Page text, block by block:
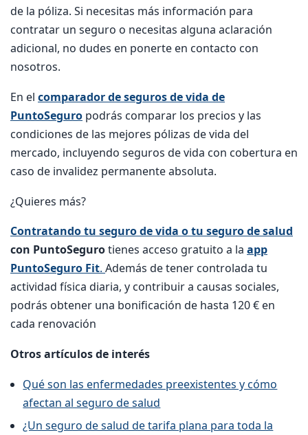
de la póliza. Si necesitas más información para
contratar un seguro o necesitas alguna aclaración
adicional, no dudes en ponerte en contacto con
nosotros.
En el comparador de seguros de vida de
PuntoSeguro podrás comparar los precios y las
condiciones de las mejores pólizas de vida del
mercado, incluyendo seguros de vida con cobertura en
caso de invalidez permanente absoluta.
¿Quieres más?
Contratando tu seguro de vida o tu seguro de salud
con PuntoSegurotienes acceso gratuito a la app
PuntoSeguro Fit. Además de tener controlada tu
actividad física diaria, y contribuir a causas sociales,
podrás obtener una bonificación de hasta 120 € en
cada renovación
Otros artículos de interés
Qué son las enfermedades preexistentes y cómo
afectan al seguro de salud
¿Un seguro de salud de tarifa plana para toda la